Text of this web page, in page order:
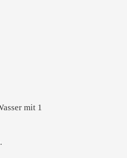
mit 1